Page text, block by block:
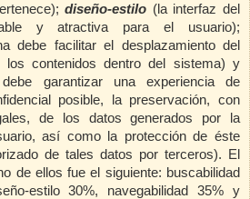
diseño-estilo (la interfaz del
y atractiva para el usuario);
debe facilitar el desplazamiento del
contenidos dentro del sistema) y
garantizar una experiencia de
posible, la preservación, con
de los datos generados por la
así como la protección de éste
de tales datos por terceros). El
de ellos fue el siguiente: buscabilidad
estilo 30%, navegabilidad 35% y